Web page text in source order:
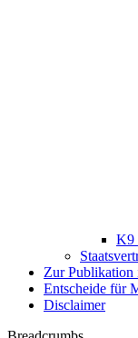
K9
Zur Publikation
Entscheide für
Disclaimer